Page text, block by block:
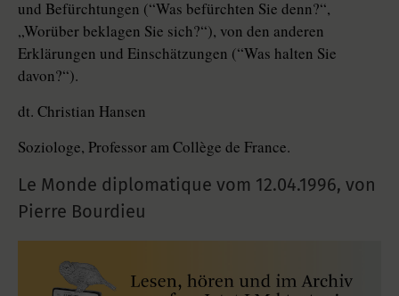
und Befürchtungen (“Was befürchten Sie denn?“,
„Worüber beklagen Sie sich?“), von den anderen
Erklärungen und Einschätzungen (“Was halten Sie
davon?“).
dt. Christian Hansen
Soziologe, Professor am Collège de France.
Le Monde diplomatique vom 12.04.1996, von
Pierre Bourdieu